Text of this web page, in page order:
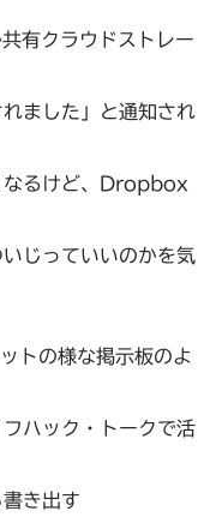
共有クラウドストレー
ました」と通知され
なるけど、Dropbox
じっていいのかを気
ットの様な掲示板のよ
ハック・トークで活
き出す